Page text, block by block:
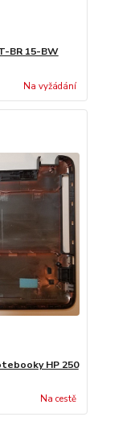
BR 15-BW
Na vyžádání
HP 250
Na cestě